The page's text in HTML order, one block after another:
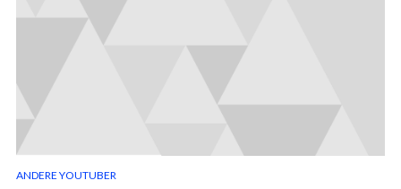
ANDERE YOUTUBER